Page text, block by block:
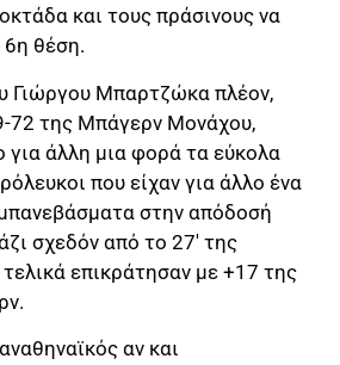
και τους πράσινους να
6η θέση.
Γιώργου Μπαρτζώκα πλέον,
72 της Μπάγερν Μονάχου,
άλλη μια φορά τα εύκολα
που είχαν για άλλο ένα
στην απόδοσή
σχεδόν από το 27′ της
επικράτησαν με +17 της
αν και